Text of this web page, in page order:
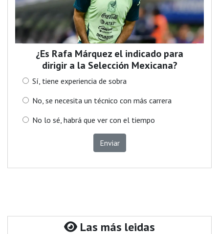
¿Es Rafa Márquez el indicado para
dirigir a la Selección Mexicana?
Sí, tiene experiencia de sobra
No, se necesita un técnico con más carrera
No lo sé, habrá que ver con el tiempo
Enviar
Las más leidas